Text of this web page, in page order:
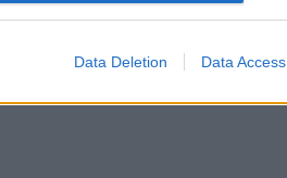
Data Deletion Data Access